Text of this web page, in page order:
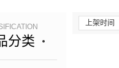
分类
上架时间